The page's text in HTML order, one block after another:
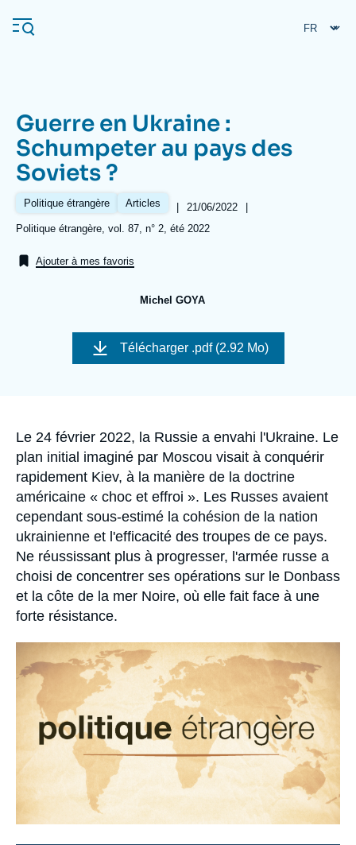
au
contenu
Navigation
principale
L'Ifri
Analyses
Se connecter
Guerre en Ukraine :
Schumpeter au pays des
Soviets ?
Politique étrangère Articles |
Date
de
21/06/2022
|
Références
Politique étrangère, vol. 87, n° 2, été 2022
Ajouter à mes favoris
Michel GOYA
Image
couverture
Télécharger .pdf (2.92 Mo)
Accroche
Le 24 février 2022, la Russie a envahi l'Ukraine. Le
plan initial imaginé par Moscou visait à conquérir
rapidement Kiev, à la manière de la doctrine
américaine « choc et effroi ». Les Russes avaient
cependant sous-estimé la cohésion de la nation
ukrainienne et l'efficacité des troupes de ce pays.
Ne réussissant plus à progresser, l'armée russe a
choisi de concentrer ses opérations sur le Donbass
et la côte de la mer Noire, où elle fait face à une
forte résistance.
principale